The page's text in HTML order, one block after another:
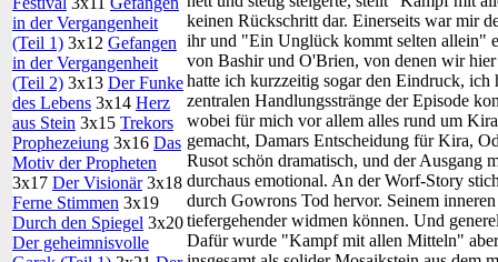
in der Vergangenheit
(Teil 1) 3x12 Gefangen
in der Vergangenheit
(Teil 2) 3x13 Der Funke
des Lebens 3x14 Herz
aus Stein 3x15 Trekors
Prophezeiung 3x16 Das
Motiv der Propheten
3x17 Der Visionär3x18
Ferne Stimmen 3x19
Durch den Spiegel 3x20
Der geheimnisvolle
keinen Rückschritt dar. Einerseits war mir
ihr und "Ein Unglück kommt selten allein"
von Bashir und O'Brien, von denen wir
hatte ich kurzzeitig sogar den Eindruck, ich
zentralen Handlungsstränge der Episode
wobei für mich vor allem alles rund um
gemacht, Damars Entscheidung für Kira,
Rusot schön dramatisch, und der Ausgang
durchaus emotional. An der Worf-Story
durch Gowrons Tod hervor. Seinem
tiefergehender widmen können. Und
Dafür wurde "Kampf mit allen Mitteln"